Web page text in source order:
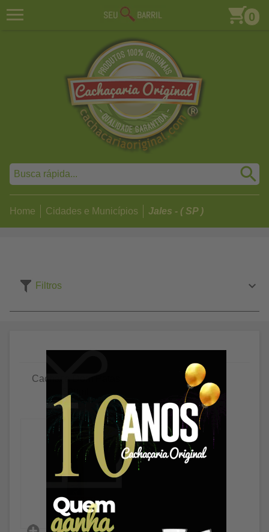
0
Home Cidades e Municípios Jales - ( SP )
Filtros
Cachaça Dom Patas